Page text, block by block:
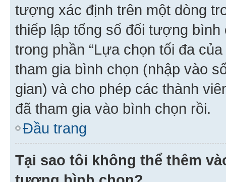
tượng xác định trên một dòng
thiếp lập tổng số đối tượng
trong phần “Lựa chọn tối đa
tham gia bình chọn (nhập vào
gian) và cho phép các thành
đã tham gia vào bình chọn rồi.
Đầu trang
Tại sao tôi không thể thêm